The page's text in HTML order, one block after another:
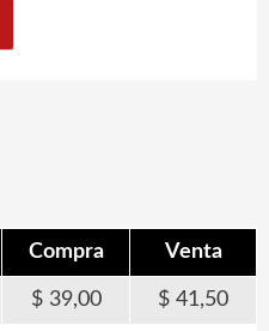
Compra Venta
39,00 41,50